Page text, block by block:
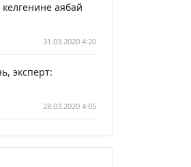
аябай
31.03.2020 4:20
эксперт:
28.03.2020 4:05